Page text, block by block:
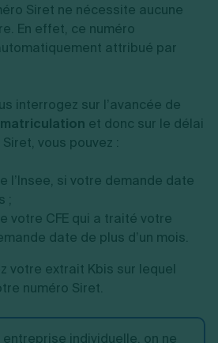
Siret ne nécessite aucune
En effet, ce numéro
attribué par
interrogez sur l’avancée de
et donc sur le délai
vous pouvez :
l’Insee, si votre demande date
;
votre CFE qui a traité votre
date de plus d’un mois.
votre extrait Kbis sur lequel
numéro Siret.
entreprise individuelle, on ne